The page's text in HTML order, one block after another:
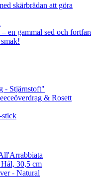
skärbrädan att göra
en gammal sed och
- Stjärnstoft"
& Rosett
stick
30,5 cm
- Natural